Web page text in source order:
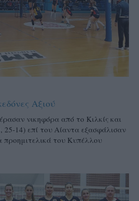
Αξιού
νικηφόρα από το Κιλκίς και
25-14) επί του Αίαντα εξασφάλισαν
προημιτελικά του Κυπέλλου